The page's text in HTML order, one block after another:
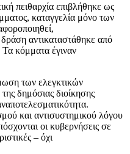
πειθαρχία επιβλήθηκε ως
καταγγελία μόνο των
αντικαταστάθηκε από
κόμματα έγιναν
των ελεγκτικών
δημόσιας διοίκησης
και αντισυστημικού λόγου
οι κυβερνήσεις σε
– όχι